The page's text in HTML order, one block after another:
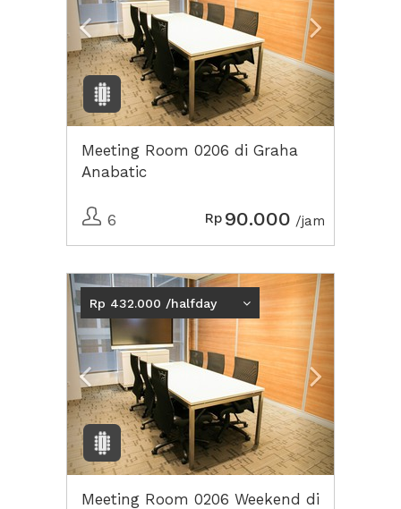
Meeting Room 0206 di Graha
Anabatic
6 Rp 90.000 /jam
Previous Next2
Rp 432.000 /halfday
Meeting Room 0206 Weekend di